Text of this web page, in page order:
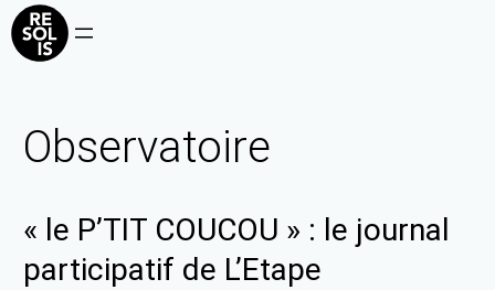
Observatoire
« le P’TIT COUCOU » : le journal
participatif de L’Etape